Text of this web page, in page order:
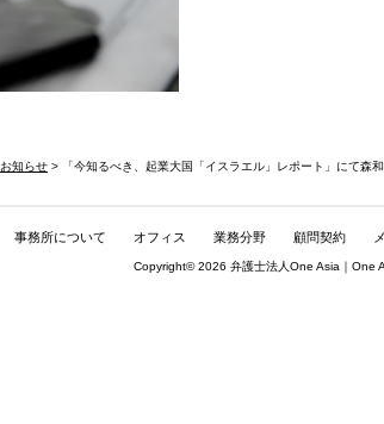
お知らせ > 「今知るべき、起業大国「イスラエル」レポート」にて森
事務所について オフィス 業務分野 顧問契約
Copyright© 2026 弁護士法人One Asia｜One